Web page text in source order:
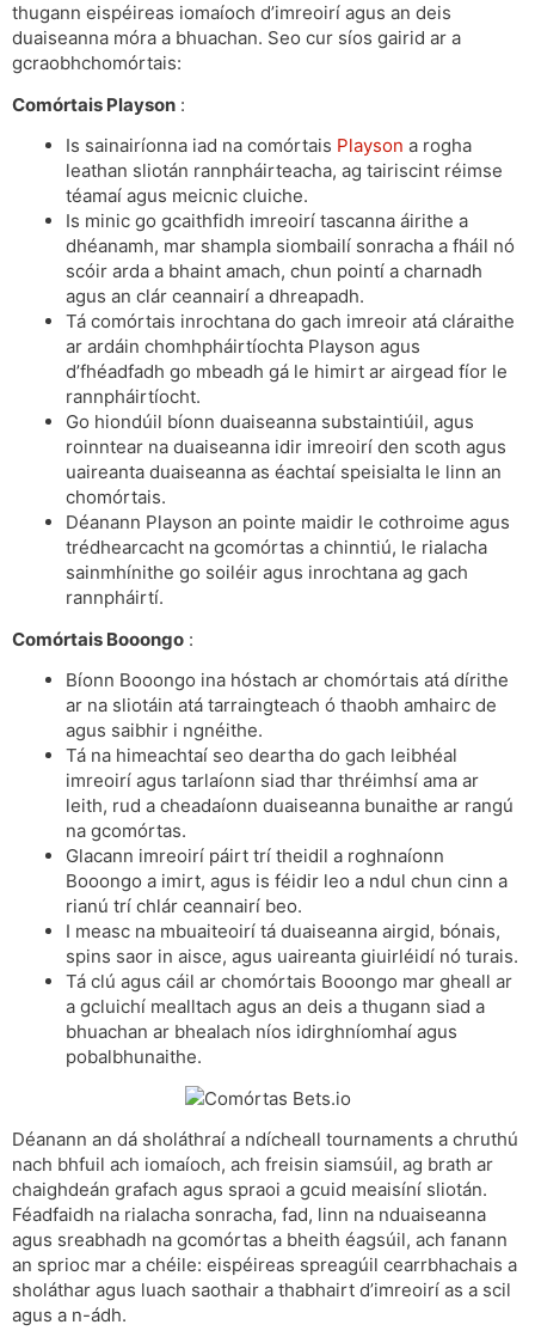
thugann eispéireas iomaíoch d’imreoirí agus an deis
duaiseanna móra a bhuachan. Seo cur síos gairid ar a
gcraobhchomórtais:
Comórtais Playson :
Is sainairíonna iad na comórtais Playson a rogha
leathan sliotán rannpháirteacha, ag tairiscint réimse
téamaí agus meicnic cluiche.
Is minic go gcaithfidh imreoirí tascanna áirithe a
dhéanamh, mar shampla siombailí sonracha a fháil nó
scóir arda a bhaint amach, chun pointí a charnadh
agus an clár ceannairí a dhreapadh.
Tá comórtais inrochtana do gach imreoir atá cláraithe
ar ardáin chomhpháirtíochta Playson agus
d’fhéadfadh go mbeadh gá le himirt ar airgead fíor le
rannpháirtíocht.
Go hiondúil bíonn duaiseanna substaintiúil, agus
roinntear na duaiseanna idir imreoirí den scoth agus
uaireanta duaiseanna as éachtaí speisialta le linn an
chomórtais.
Déanann Playson an pointe maidir le cothroime agus
trédhearcacht na gcomórtas a chinntiú, le rialacha
sainmhínithe go soiléir agus inrochtana ag gach
rannpháirtí.
Comórtais Booongo :
Bíonn Booongo ina hóstach ar chomórtais atá dírithe
ar na sliotáin atá tarraingteach ó thaobh amhairc de
agus saibhir i ngnéithe.
Tá na himeachtaí seo deartha do gach leibhéal
imreoirí agus tarlaíonn siad thar thréimhsí ama ar
leith, rud a cheadaíonn duaiseanna bunaithe ar rangú
na gcomórtas.
Glacann imreoirí páirt trí theidil a roghnaíonn
Booongo a imirt, agus is féidir leo a ndul chun cinn a
rianú trí chlár ceannairí beo.
I measc na mbuaiteoirí tá duaiseanna airgid, bónais,
spins saor in aisce, agus uaireanta giuirléidí nó turais.
Tá clú agus cáil ar chomórtais Booongo mar gheall ar
a gcluichí mealltach agus an deis a thugann siad a
bhuachan ar bhealach níos idirghníomhaí agus
pobalbhunaithe.
Déanann an dá sholáthraí a ndícheall tournaments a chruthú
nach bhfuil ach iomaíoch, ach freisin siamsúil, ag brath ar
chaighdeán grafach agus spraoi a gcuid meaisíní sliotán.
Féadfaidh na rialacha sonracha, fad, linn na nduaiseanna
agus sreabhadh na gcomórtas a bheith éagsúil, ach fanann
an sprioc mar a chéile: eispéireas spreagúil cearrbhachais a
sholáthar agus luach saothair a thabhairt d’imreoirí as a scil
agus a n-ádh.